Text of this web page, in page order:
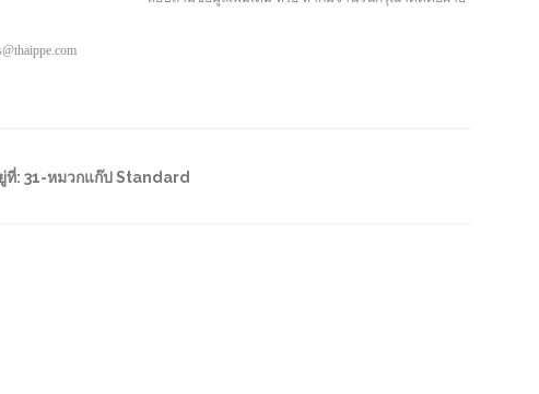
ที่: 31-หมวกแก๊ป Standard